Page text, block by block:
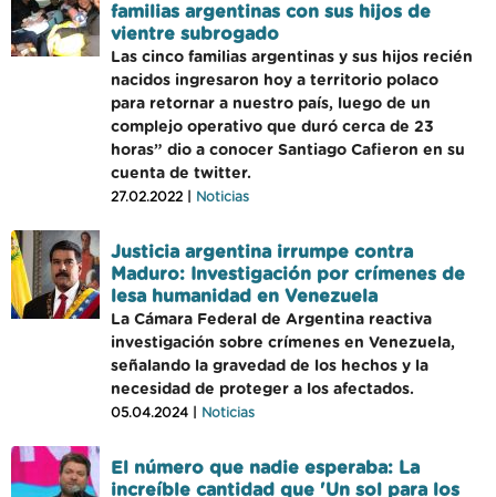
familias argentinas con sus hijos de
vientre subrogado
Las cinco familias argentinas y sus hijos recién
nacidos ingresaron hoy a territorio polaco
para retornar a nuestro país, luego de un
complejo operativo que duró cerca de 23
horas” dio a conocer Santiago Cafieron en su
cuenta de twitter.
27.02.2022 | Noticias
Justicia argentina irrumpe contra
Maduro: Investigación por crímenes de
lesa humanidad en Venezuela
La Cámara Federal de Argentina reactiva
investigación sobre crímenes en Venezuela,
señalando la gravedad de los hechos y la
necesidad de proteger a los afectados.
05.04.2024 | Noticias
El número que nadie esperaba: La
increíble cantidad que 'Un sol para los